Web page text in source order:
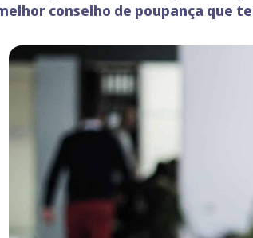
conselho de poupança que